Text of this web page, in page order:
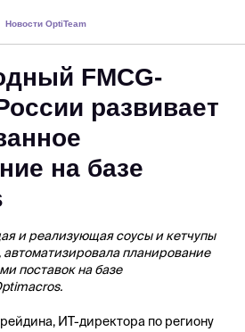
Новости OptiTeam
FMCG-
развивает
на базе
и реализующая соусы и кетчупы
автоматизировала планирование
поставок на базе
ИТ-директора по региону